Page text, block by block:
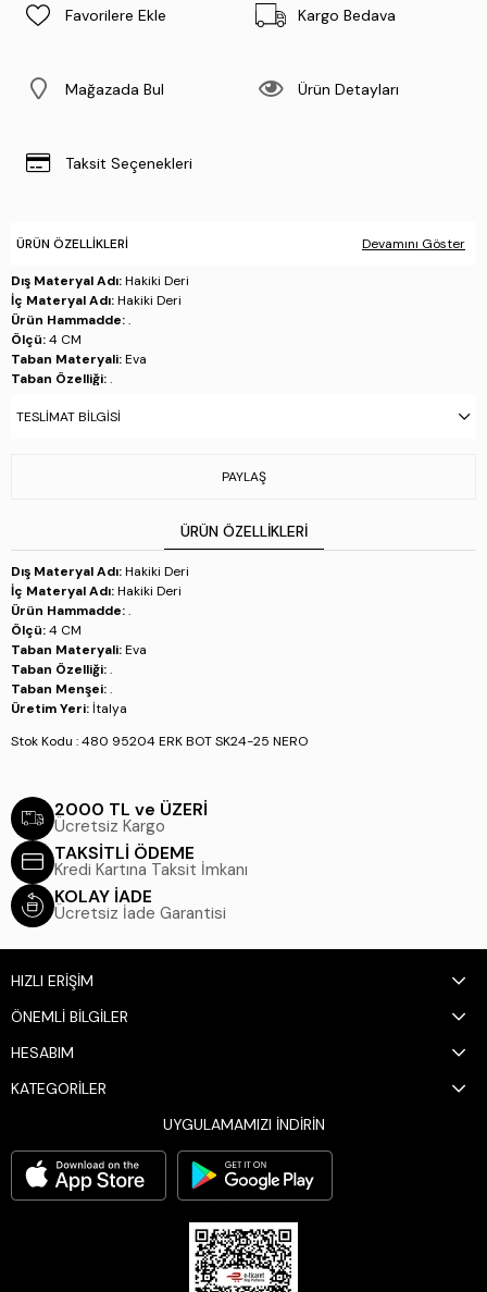
Favorilere Ekle Kargo Bedava
Mağazada Bul Ürün Detayları
Taksit Seçenekleri
ÜRÜN ÖZELLIKLERI Devamını Göster
Dış Materyal Adı:Hakiki Deri
İç Materyal Adı:Hakiki Deri
Ürün Hammadde:.
Ölçü:4 CM
Taban Materyali:Eva
Taban Özelliği:.
Üretim Yeri:İtalya
TESLIMAT BILGISI
PAYLAŞ
ÜRÜN ÖZELLIKLERI
Dış Materyal Adı:Hakiki Deri
İç Materyal Adı:Hakiki Deri
Ürün Hammadde:.
Ölçü:4 CM
Taban Materyali:Eva
Taban Özelliği:.
Taban Menşei:.
Üretim Yeri: İtalya
Stok Kodu : 480 95204 ERK BOT SK24-25 NERO
2000 TL ve ÜZERİ
Ücretsiz Kargo
TAKSİTLİ ÖDEME
Kredi Kartına Taksit İmkanı
KOLAY İADE
Ücretsiz İade Garantisi
HIZLI ERİŞİM
ÖNEMLİ BİLGİLER
HESABIM
KATEGORİLER
UYGULAMAMIZI İNDİRİN